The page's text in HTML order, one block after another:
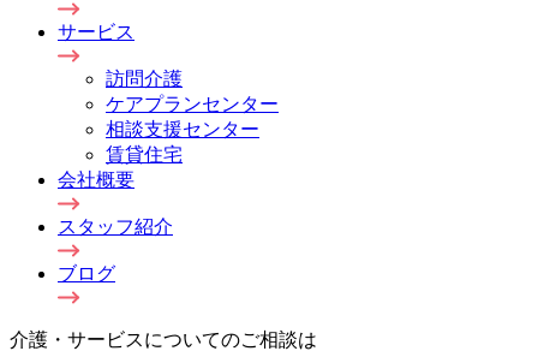
サービス
訪問介護
ケアプランセンター
相談支援センター
賃貸住宅
会社概要
スタッフ紹介
ブログ
介護・サービスについてのご相談は